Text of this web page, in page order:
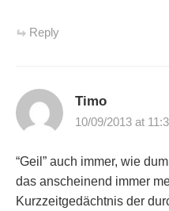
Reply
Timo
10/09/2013 at
“Geil” auch immer, wie
das anscheinend immer
Kurzzeitgedächtnis der